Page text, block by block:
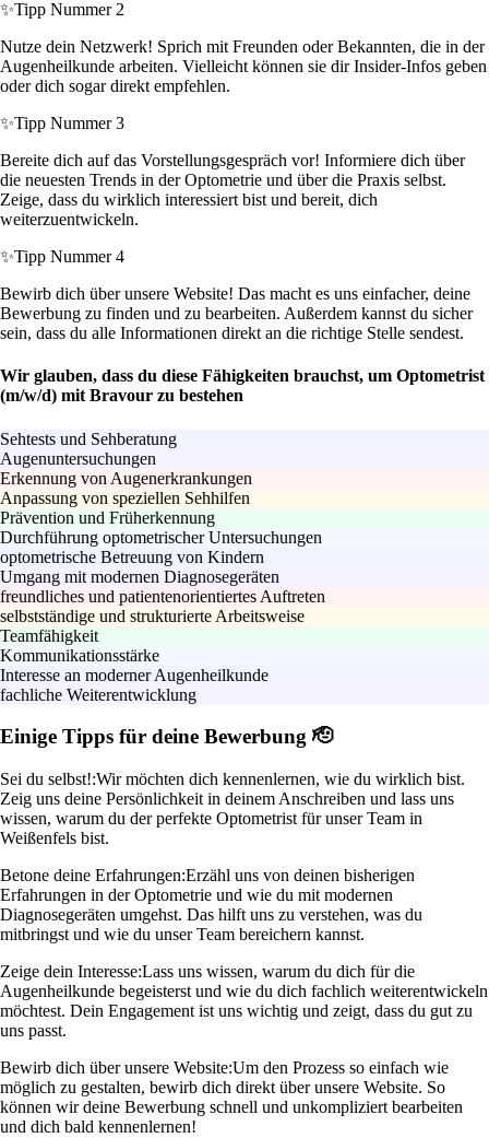
✨Tipp Nummer 2
Nutze dein Netzwerk! Sprich mit Freunden oder Bekannten, die in der
Augenheilkunde arbeiten. Vielleicht können sie dir Insider-Infos geben
oder dich sogar direkt empfehlen.
✨Tipp Nummer 3
Bereite dich auf das Vorstellungsgespräch vor! Informiere dich über
die neuesten Trends in der Optometrie und über die Praxis selbst.
Zeige, dass du wirklich interessiert bist und bereit, dich
weiterzuentwickeln.
✨Tipp Nummer 4
Bewirb dich über unsere Website! Das macht es uns einfacher, deine
Bewerbung zu finden und zu bearbeiten. Außerdem kannst du sicher
sein, dass du alle Informationen direkt an die richtige Stelle sendest.
Wir glauben, dass du diese Fähigkeiten brauchst, um Optometrist
(m/w/d) mit Bravour zu bestehen
Sehtests und Sehberatung
Augenuntersuchungen
Erkennung von Augenerkrankungen
Anpassung von speziellen Sehhilfen
Prävention und Früherkennung
Durchführung optometrischer Untersuchungen
optometrische Betreuung von Kindern
Umgang mit modernen Diagnosegeräten
freundliches und patientenorientiertes Auftreten
selbstständige und strukturierte Arbeitsweise
Teamfähigkeit
Kommunikationsstärke
Interesse an moderner Augenheilkunde
fachliche Weiterentwicklung
Einige Tipps für deine Bewerbung 🫡
Sei du selbst!:Wir möchten dich kennenlernen, wie du wirklich bist.
Zeig uns deine Persönlichkeit in deinem Anschreiben und lass uns
wissen, warum du der perfekte Optometrist für unser Team in
Weißenfels bist.
Betone deine Erfahrungen:Erzähl uns von deinen bisherigen
Erfahrungen in der Optometrie und wie du mit modernen
Diagnosegeräten umgehst. Das hilft uns zu verstehen, was du
mitbringst und wie du unser Team bereichern kannst.
Zeige dein Interesse:Lass uns wissen, warum du dich für die
Augenheilkunde begeisterst und wie du dich fachlich weiterentwickeln
möchtest. Dein Engagement ist uns wichtig und zeigt, dass du gut zu
uns passt.
Bewirb dich über unsere Website:Um den Prozess so einfach wie
möglich zu gestalten, bewirb dich direkt über unsere Website. So
können wir deine Bewerbung schnell und unkompliziert bearbeiten
und dich bald kennenlernen!